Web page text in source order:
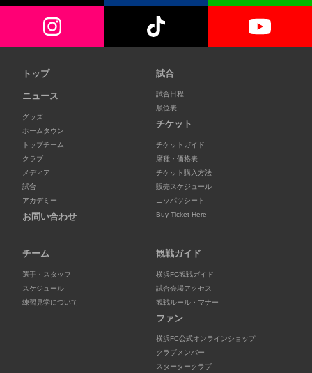
トップ
ニュース
グッズ
ホームタウン
トップチーム
クラブ
メディア
試合
アカデミー
お問い合わせ
試合
試合日程
順位表
チケット
チケットガイド
席種・価格表
チケット購入方法
販売スケジュール
ニッパツシート
Buy Ticket Here
チーム
選手・スタッフ
スケジュール
練習見学について
観戦ガイド
横浜FC観戦ガイド
試合会場アクセス
観戦ルール・マナー
ファン
横浜FC公式オンラインショップ
クラブメンバー
スタータークラブ